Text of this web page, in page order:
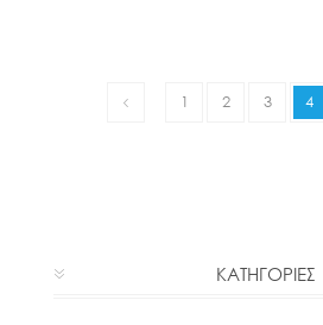
1 2 3 4
ΚΑΤΗΓΟΡΙΕΣ